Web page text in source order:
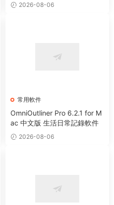
2026-08-06
常用軟件
OmniOutliner Pro 6.2.1 for M
ac 中文版 生活日常記錄軟件
2026-08-06